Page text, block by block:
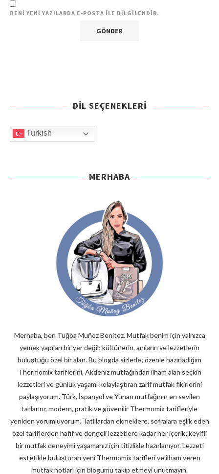
BENI YENI YAZILARDA E-POSTA ILE BILGILENDIR.
DIL SEÇENEKLERI
Turkish
MERHABA
Merhaba, ben Tuğba Muñoz Benitez. Mutfak benim için yalnızca
yemek yapılan bir yer değil; kültürlerin, anıların ve lezzetlerin
buluştuğu özel bir alan. Bu blogda sizlerle; özenle hazırladığım
Thermomix tariflerini, Akdeniz mutfağından ilham alan seçkin
lezzetleri ve günlük yaşamı kolaylaştıran zarif mutfak fikirlerini
paylaşıyorum. Türk, İspanyol ve Yunan mutfağının en sevilen
tatlarını; modern, pratik ve güvenilir Thermomix tarifleriyle
yeniden yorumluyorum. Tatlılardan ekmeklere, sofralara eşlik eden
özel tariflerden hafif ve dengeli lezzetlere kadar her içerik; keyifli
bir mutfak deneyimi yaşamanız için titizlikle hazırlanıyor. Lezzeti
estetikle buluşturan yeni Thermomix tarifleri ve ilham veren
mutfak notları için blogumu takip etmeyi unutmayın.